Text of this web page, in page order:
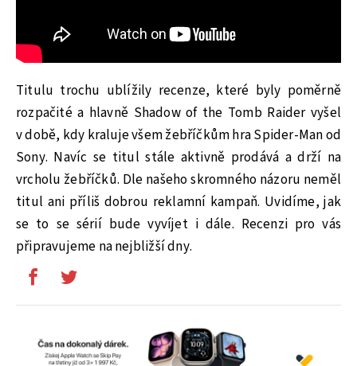
Titulu trochu ublížily recenze, které byly poměrně
rozpačité a hlavně Shadow of the Tomb Raider vyšel
v době, kdy kraluje všem žebříčkům hra Spider-Man od
Sony. Navíc se titul stále aktivně prodává a drží na
vrcholu žebříčků. Dle našeho skromného názoru neměl
titul ani příliš dobrou reklamní kampaň. Uvidíme, jak
se to se sérií bude vyvíjet i dále. Recenzi pro vás
připravujeme na nejbližší dny.